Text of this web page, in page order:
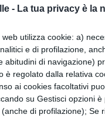
- La tua privacy è la
utilizza cookie: a)
e di profilazione,
abitudini di navigazione)
è regolato dalla relativa
ai cookies facoltativi
su Gestisci opzioni
di profilazione); Se
con lui un
con la
si chiude con
metrico, sia